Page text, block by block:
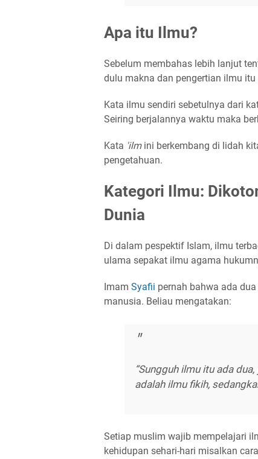
Apa itu Ilmu?
Sebelum membahas lebih lanjut
dulu makna dan pengertian ilmu itu
Kata ilmu sendiri sebetulnya dari
Seiring berjalannya waktu maka
Kata 'ilmini berkembang di lidah
pengetahuan.
Kategori Ilmu:
Dunia
Di dalam pespektif Islam, ilmu
ulama sepakat ilmu agama
Imam Syafii pernah bahwa ada
manusia. Beliau mengatakan:
“Sungguh ilmu itu ada
adalah ilmu fikih,
Setiap muslim wajib mempelajari
kehidupan sehari-hari misalkan